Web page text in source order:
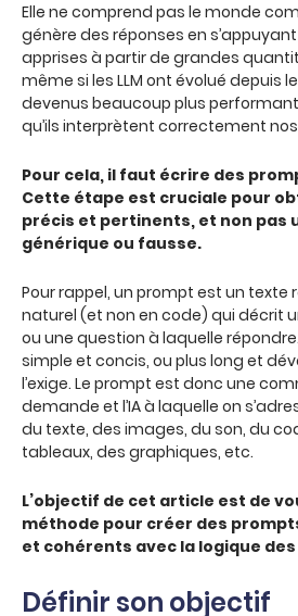
Elle ne comprend pas le monde
génère des réponses en
apprises à partir de grandes
même si les LLM ont évolué depuis
devenus beaucoup plus
qu’ils interprètent correctement
Pour cela, il faut écrire des
Cette étape est cruciale pour
précis et pertinents, et non pas
générique ou fausse.
Pour rappel, un prompt est un texte
naturel (et non en code) qui décrit
ou une question à laquelle
simple et concis, ou plus long et
l’exige. Le prompt est donc une
demande et l’IA à laquelle on
du texte, des images, du son, du
tableaux, des graphiques, etc.
L’objectif de cet article est de
méthode pour créer des
et cohérents avec la logique
Définir son objectif